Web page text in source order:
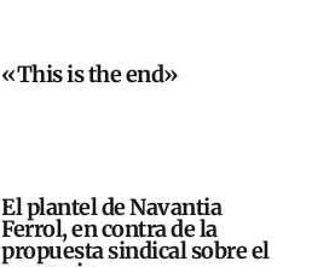
«This is the end»
El plantel de Navantia
Ferrol, en contra de la
propuesta sindical sobre el